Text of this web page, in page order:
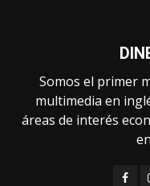
Somos el primer
multimedia en
áreas de interés